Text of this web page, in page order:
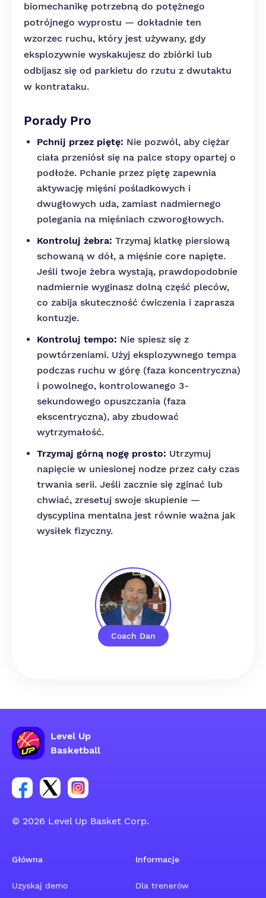
Coach Dan
biomechanikę potrzebną do potężnego
potrójnego wyprostu — dokładnie ten
wzorzec ruchu, który jest używany, gdy
eksplozywnie wyskakujesz do zbiórki lub
odbijasz się od parkietu do rzutu z dwutaktu
w kontrataku.
Porady Pro
Pchnij przez piętę: Nie pozwól, aby ciężar
ciała przeniósł się na palce stopy opartej o
podłoże. Pchanie przez piętę zapewnia
aktywację mięśni pośladkowych i
dwugłowych uda, zamiast nadmiernego
polegania na mięśniach czworogłowych.
Kontroluj żebra: Trzymaj klatkę piersiową
schowaną w dół, a mięśnie core napięte.
Jeśli twoje żebra wystają, prawdopodobnie
nadmiernie wyginasz dolną część pleców,
co zabija skuteczność ćwiczenia i zaprasza
kontuzje.
Kontroluj tempo: Nie spiesz się z
powtórzeniami. Użyj eksplozywnego tempa
podczas ruchu w górę (faza koncentryczna)
i powolnego, kontrolowanego 3-
sekundowego opuszczania (faza
ekscentryczna), aby zbudować
wytrzymałość.
Trzymaj górną nogę prosto: Utrzymuj
napięcie w uniesionej nodze przez cały czas
trwania serii. Jeśli zacznie się zginać lub
chwiać, zresetuj swoje skupienie —
dyscyplina mentalna jest równie ważna jak
wysiłek fizyczny.
Level Up
Basketball
Link do grupy społecznościowej na Facebooku
Link do konta na Twitterze grupy
Link do konta na Instagramie grupy
© 2026 Level Up Basket Corp.
Główna
Uzyskaj demo
Informacje
Dla trenerów